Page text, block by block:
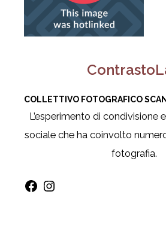
COLLETTIVO FOTOGRAFICO
L’esperimento di condivisione
sociale che ha coinvolto
fotografia.